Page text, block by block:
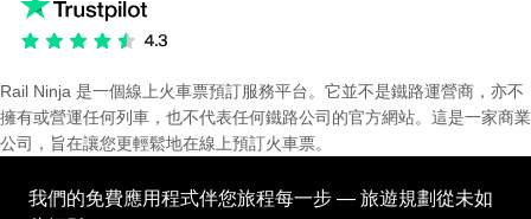
Rail Ninja 是一個線上火車票預訂服務平台。它並不是鐵路運營商，亦不
擁有或營運任何列車，也不代表任何鐵路公司的官方網站。這是一家商業
公司，旨在讓您更輕鬆地在線上預訂火車票。
我們的免費應用程式伴您旅程每一步 — 旅遊規劃從未如